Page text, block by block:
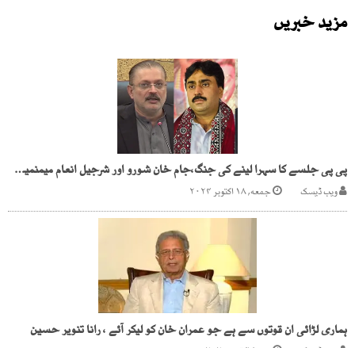
مزید خبریں
پی پی جلسے کا سہرا لینے کی جنگ،جام خان شورو اور شرجیل انعام میمنمیں محاذ آرائی
ویب ڈیسک جمعه, ۱۸ اکتوبر ۲۰۲۴
ہماری لڑائی ان قوتوں سے ہے جو عمران خان کو لیکر آئے ، رانا تنویر حسین